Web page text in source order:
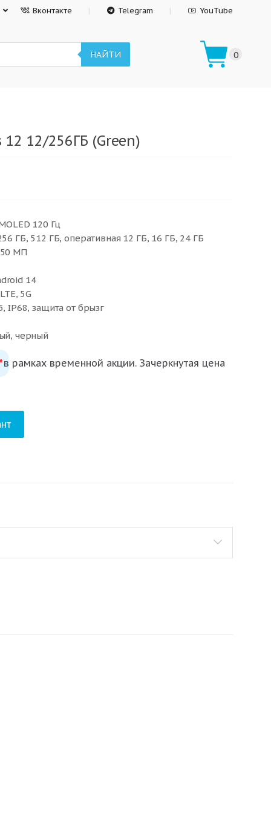
Вконтакте Telegram YouTube
НАЙТИ 0
12/256ГБ (Green)
120 Гц
ГБ, 512 ГБ, оперативная 12 ГБ, 16 ГБ, 24 ГБ
МП
14
5G
IP68, защита от брызг
черный
рамках временной акции. Зачеркнутая цена